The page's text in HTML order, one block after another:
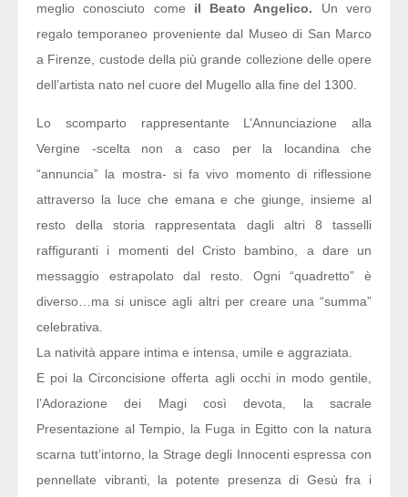
meglio conosciuto come il Beato Angelico. Un vero
regalo temporaneo proveniente dal Museo di San Marco
a Firenze, custode della più grande collezione delle opere
dell’artista nato nel cuore del Mugello alla fine del 1300.
Lo scomparto rappresentante L’Annunciazione alla
Vergine -scelta non a caso per la locandina che
“annuncia” la mostra- si fa vivo momento di riflessione
attraverso la luce che emana e che giunge, insieme al
resto della storia rappresentata dagli altri 8 tasselli
raffiguranti i momenti del Cristo bambino, a dare un
messaggio estrapolato dal resto. Ogni “quadretto” è
diverso…ma si unisce agli altri per creare una “summa”
celebrativa.
La natività appare intima e intensa, umile e aggraziata.
E poi la Circoncisione offerta agli occhi in modo gentile,
l’Adorazione dei Magi così devota, la sacrale
Presentazione al Tempio, la Fuga in Egitto con la natura
scarna tutt’intorno, la Strage degli Innocenti espressa con
pennellate vibranti, la potente presenza di Gesù fra i